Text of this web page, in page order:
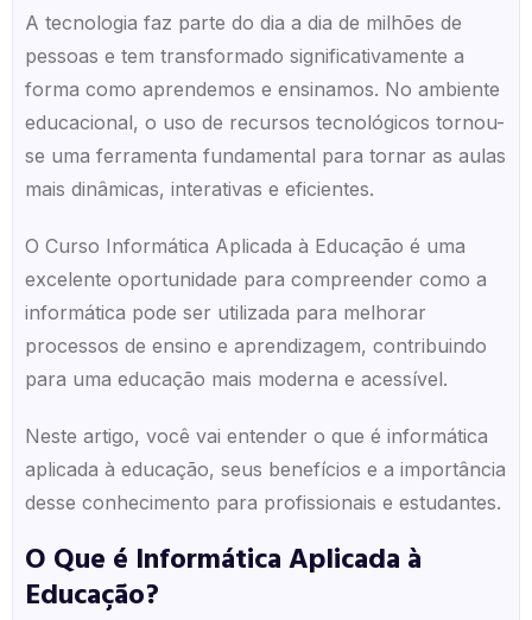
A tecnologia faz parte do dia a dia de milhões de
pessoas e tem transformado significativamente a
forma como aprendemos e ensinamos. No ambiente
educacional, o uso de recursos tecnológicos tornou-
se uma ferramenta fundamental para tornar as aulas
mais dinâmicas, interativas e eficientes.
O Curso Informática Aplicada à Educação é uma
excelente oportunidade para compreender como a
informática pode ser utilizada para melhorar
processos de ensino e aprendizagem, contribuindo
para uma educação mais moderna e acessível.
Neste artigo, você vai entender o que é informática
aplicada à educação, seus benefícios e a importância
desse conhecimento para profissionais e estudantes.
O Que é Informática Aplicada à
Educação?